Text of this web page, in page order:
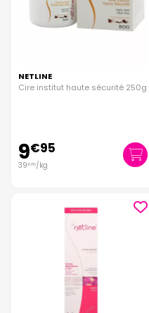
NETLINE
Cire institut haute sécurité 250g
9€95
39€80/kg